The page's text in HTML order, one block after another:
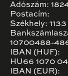
Adószám:
Postacím:
Székhely:
10700488-
IBAN (HUF):
HU66 1070
IBAN (EUR):